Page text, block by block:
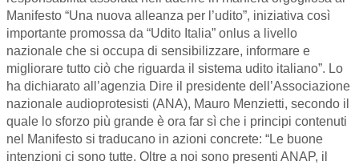
Manifesto “Una nuova alleanza per l’udito”, iniziativa così
importante promossa da “Udito Italia” onlus a livello
nazionale che si occupa di sensibilizzare, informare e
migliorare tutto ciò che riguarda il sistema udito italiano”. Lo
ha dichiarato all’agenzia Dire il presidente dell’Associazione
nazionale audioprotesisti (ANA), Mauro Menzietti, secondo il
quale lo sforzo più grande è ora far sì che i principi contenuti
nel Manifesto si traducano in azioni concrete: “Le buone
intenzioni ci sono tutte. Oltre a noi sono presenti ANAP, il